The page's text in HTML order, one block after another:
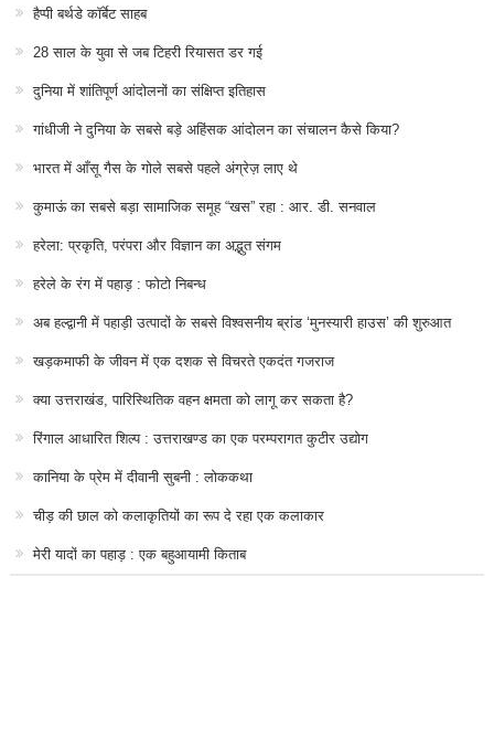
हैप्पी बर्थडे कॉर्बेट साहब
28 साल के युवा से जब टिहरी रियासत डर गई
दुनिया में शांतिपूर्ण आंदोलनों का संक्षिप्त इतिहास
गांधीजी ने दुनिया के सबसे बड़े अहिंसक आंदोलन का संचालन कैसे किया?
भारत में आँसू गैस के गोले सबसे पहले अंग्रेज़ लाए थे
कुमाऊं का सबसे बड़ा सामाजिक समूह “खस” रहा : आर. डी. सनवाल
हरेला: प्रकृति, परंपरा और विज्ञान का अद्भुत संगम
हरेले के रंग में पहाड़ : फोटो निबन्ध
अब हल्द्वानी में पहाड़ी उत्पादों के सबसे विश्वसनीय ब्रांड ‘मुनस्यारी हाउस’ की शुरुआत
खड़कमाफी के जीवन में एक दशक से विचरते एकदंत गजराज
क्या उत्तराखंड, पारिस्थितिक वहन क्षमता को लागू कर सकता है?
रिंगाल आधारित शिल्प : उत्तराखण्ड का एक परम्परागत कुटीर उद्योग
कानिया के प्रेम में दीवानी सुबनी : लोककथा
चीड़ की छाल को कलाकृतियों का रूप दे रहा एक कलाकार
मेरी यादों का पहाड़ : एक बहुआयामी किताब